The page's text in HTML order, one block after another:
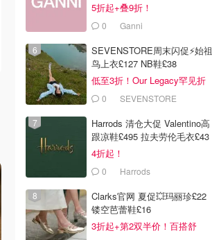
5折起+叠9折！
0 Ganni
SEVENSTORE周末闪促⚡️始祖
鸟上衣£127 NB鞋£38
低至3折！Our Legacy罕见折
0 SEVENSTORE
Harrods 清仓大促 Valentino高
跟凉鞋£495 拉夫劳伦毛衣£43
4折起！
0 Harrods
Clarks官网 夏促💥玛丽珍£22
镂空芭蕾鞋£16
3折起+第2双半价！百搭舒